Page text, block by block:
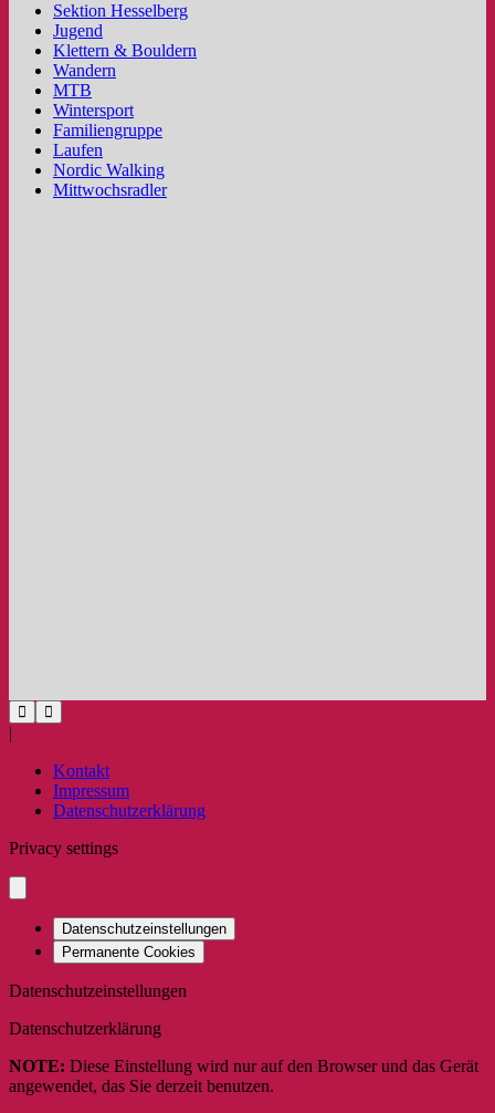
Sektion Hesselberg
Jugend
Klettern & Bouldern
Wandern
MTB
Wintersport
Familiengruppe
Laufen
Nordic Walking
Mittwochsradler
|
Kontakt
Impressum
Datenschutzerklärung
Privacy settings
Datenschutzeinstellungen
Permanente Cookies
Datenschutzeinstellungen
Datenschutzerklärung
NOTE: Diese Einstellung wird nur auf den Browser und das Gerät
angewendet, das Sie derzeit benutzen.